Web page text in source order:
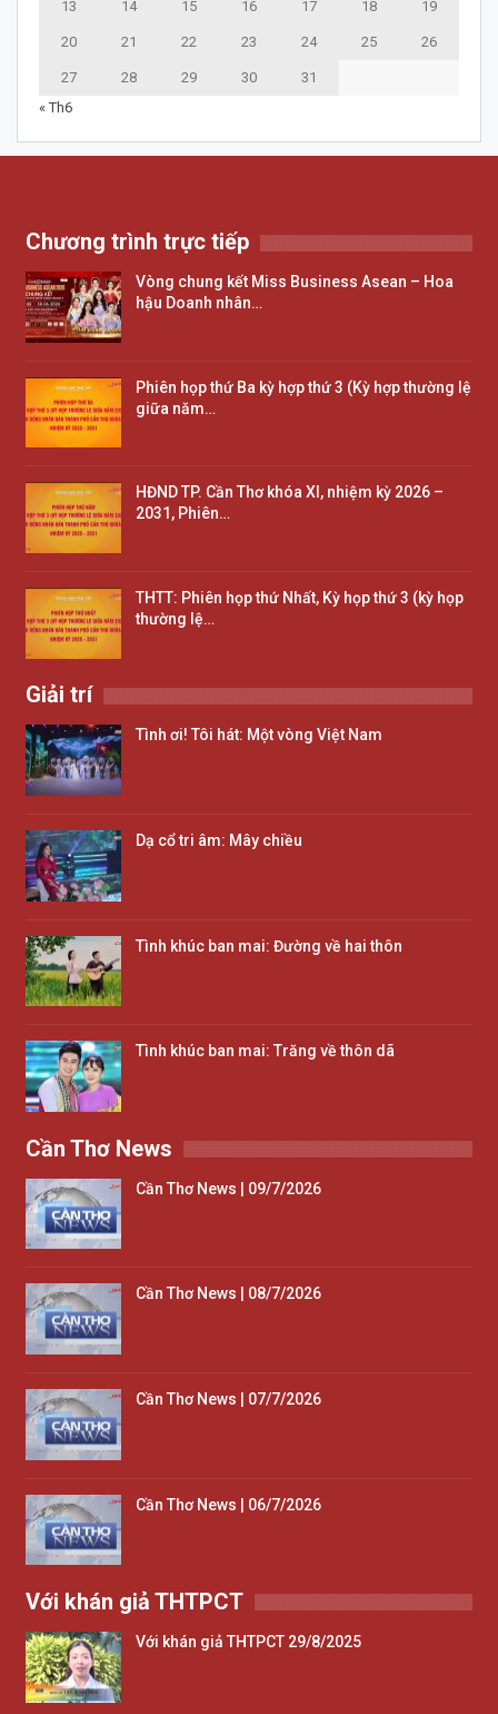
13 14 15 16 17 18 19
20 21 22 23 24 25 26
27 28 29 30
31
« Th6
Chương trình trực tiếp
Vòng chung kết Miss Business Asean – Hoa
hậu Doanh nhân…
Phiên họp thứ Ba kỳ hợp thứ 3 (Kỳ hợp thường lệ
giữa năm…
HĐND TP. Cần Thơ khóa XI, nhiệm kỳ 2026 –
2031, Phiên…
THTT: Phiên họp thứ Nhất, Kỳ họp thứ 3 (kỳ họp
thường lệ…
Giải trí
Tình ơi! Tôi hát: Một vòng Việt Nam
Dạ cổ tri âm: Mây chiều
Tình khúc ban mai: Đường về hai thôn
Tình khúc ban mai: Trăng về thôn dã
Cần Thơ News
Cần Thơ News | 09/7/2026
Cần Thơ News | 08/7/2026
Cần Thơ News | 07/7/2026
Cần Thơ News | 06/7/2026
Với khán giả THTPCT
Với khán giả THTPCT 29/8/2025